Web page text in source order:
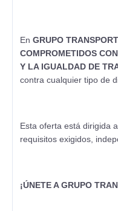
En GRUPO
COMPROMETIDOS
Y LA IGUALDAD DE
contra cualquier tipo de
Esta oferta está dirigida
requisitos exigidos,
¡ÚNETE A GRUPO